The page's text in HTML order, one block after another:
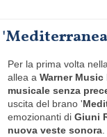
Per la prima volta
allea a Warner Music
musicale senza
uscita del brano '
emozionanti di Giuni
nuova veste sonora